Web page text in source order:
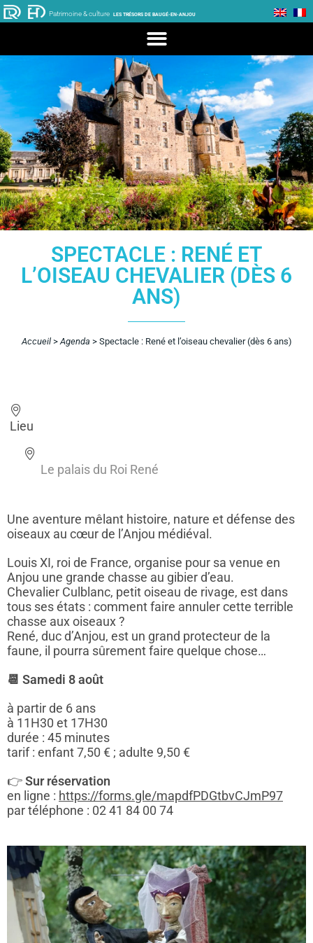
Patrimoine & culture LES TRÉSORS DE BAUGÉ-EN-ANJOU
SPECTACLE : RENÉ ET
L’OISEAU CHEVALIER (DÈS 6
ANS)
Accueil> Agenda > Spectacle : René et l’oiseau chevalier (dès 6 ans)
Lieu
Le palais du Roi René
Une aventure mêlant histoire, nature et défense des
oiseaux au cœur de l’Anjou médiéval.
Louis XI, roi de France, organise pour sa venue en
Anjou une grande chasse au gibier d’eau.
Chevalier Culblanc, petit oiseau de rivage, est dans
tous ses états : comment faire annuler cette terrible
chasse aux oiseaux ?​
René, duc d’Anjou, est un grand protecteur de la
faune, il pourra sûrement faire quelque chose…
📆 Samedi 8 août
à partir de 6 ans
à 11H30 et 17H30
durée : 45 minutes
tarif : enfant 7,50 € ; adulte 9,50 €
👉Sur réservation
en ligne : https://forms.gle/mapdfPDGtbvCJmP97
par téléphone : 02 41 84 00 74